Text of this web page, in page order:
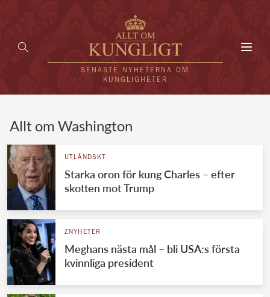
SENASTE NYHETERNA OM
KUNGLIGHETER
UTLÄNDSKT
VÄRLDENS KUNGAHUS
Svenska kungahuset
Brittiska kungahuset
REDAKTION
Allt om Washington
UTLÄNDSKT
Starka oron för kung Charles – efter
skotten mot Trump
ZNYHETER
Meghans nästa mål – bli USA:s första
kvinnliga president